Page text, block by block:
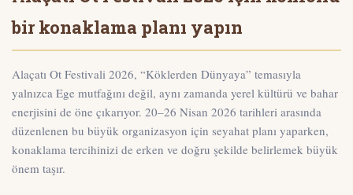
bir konaklama planı yapın
Alaçatı Ot Festivali 2026, “Köklerden Dünyaya” temasıyla
yalnızca Ege mutfağını değil, aynı zamanda yerel kültürü ve bahar
enerjisini de öne çıkarıyor. 20–26 Nisan 2026 tarihleri arasında
düzenlenen bu büyük organizasyon için seyahat planı yaparken,
konaklama tercihinizi de erken ve doğru şekilde belirlemek büyük
önem taşır.